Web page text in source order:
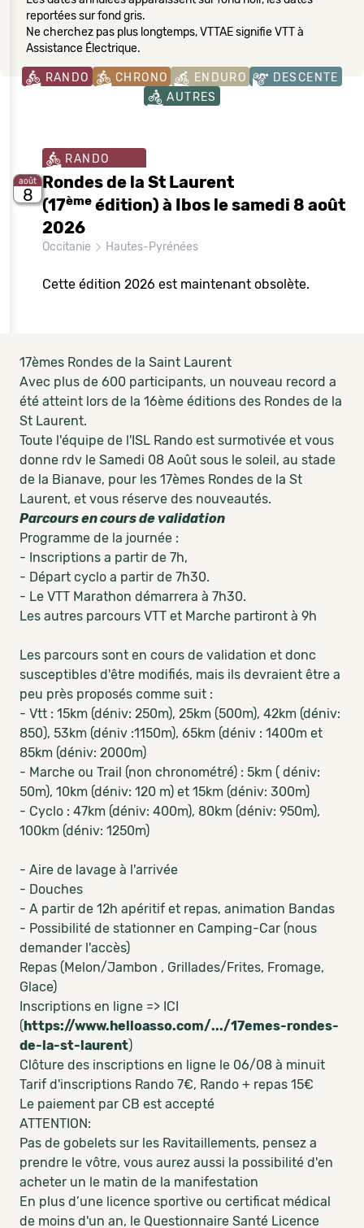
reportées sur fond gris.
Ne cherchez pas plus longtemps, VTTAE signifie VTT à
Assistance Électrique.
RANDO CHRONO ENDURO
DESCENTE
AUTRES
août
8
RANDO
Rondes de la St Laurent
(17ème édition) à Ibos le samedi 8 août
2026
Occitanie Hautes-Pyrénées
Cette édition 2026 est maintenant obsolète.
17èmes Rondes de la Saint Laurent
Avec plus de 600 participants, un nouveau record a
été atteint lors de la 16ème éditions des Rondes de la
St Laurent.
Toute l'équipe de l'ISL Rando est surmotivée et vous
donne rdv le Samedi 08 Août sous le soleil, au stade
de la Bianave, pour les 17èmes Rondes de la St
Laurent, et vous réserve des nouveautés.
Parcours en cours de validation
Programme de la journée :
- Inscriptions a partir de 7h,
- Départ cyclo a partir de 7h30.
- Le VTT Marathon démarrera à 7h30.
Les autres parcours VTT et Marche partiront à 9h
Les parcours sont en cours de validation et donc
susceptibles d'être modifiés, mais ils devraient être a
peu près proposés comme suit :
- Vtt : 15km (déniv: 250m), 25km (500m), 42km (déniv:
850), 53km (déniv :1150m), 65km (déniv : 1400m et
85km (déniv: 2000m)
- Marche ou Trail (non chronométré) : 5km ( déniv:
50m), 10km (déniv: 120 m) et 15km (déniv: 300m)
- Cyclo : 47km (déniv: 400m), 80km (déniv: 950m),
100km (déniv: 1250m)
- Aire de lavage à l'arrivée
- Douches
- A partir de 12h apéritif et repas, animation Bandas
- Possibilité de stationner en Camping-Car (nous
demander l'accès)
Repas (Melon/Jambon , Grillades/Frites, Fromage,
Glace)
Inscriptions en ligne => ICI
(https://www.helloasso.com/.../17emes-rondes-
de-la-st-laurent)
Clôture des inscriptions en ligne le 06/08 à minuit
Tarif d'inscriptions Rando 7€, Rando + repas 15€
Le paiement par CB est accepté
ATTENTION:
Pas de gobelets sur les Ravitaillements, pensez a
prendre le vôtre, vous aurez aussi la possibilité d'en
acheter un le matin de la manifestation
En plus d’une licence sportive ou certificat médical
de moins d'un an, le Questionnaire Santé Licence